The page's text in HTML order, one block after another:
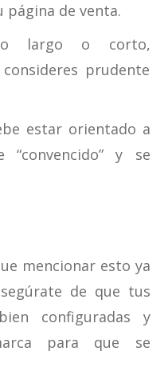
página de venta.
largo o corto,
prudente
estar orientado a
y se
mencionar esto ya
de que tus
configuradas y
para que se